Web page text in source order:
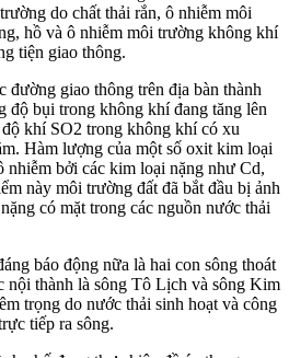
do chất thải rắn, ô nhiễm môi
hồ và ô nhiễm môi trường không khí
tiện giao thông.
đường giao thông trên địa bàn thành
độ bụi trong không khí đang tăng lên
khí SO2 trong không khí có xu
Hàm lượng của một số oxit kim loại
nhiễm bởi các kim loại nặng như Cd,
này môi trường đất đã bắt đầu bị ảnh
có mặt trong các nguồn nước thải
báo động nữa là hai con sông thoát
nội thành là sông Tô Lịch và sông Kim
trọng do nước thải sinh hoạt và công
tiếp ra sông.